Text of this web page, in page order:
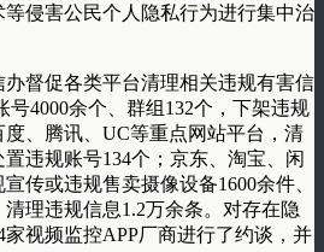
侵害公民个人隐私行为进行集中治
督促各类平台清理相关违规有害信
号4000余个、群组132个，下架违规
度、腾讯、UC等重点网站平台，清
违规账号134个；京东、淘宝、闲
传或违规售卖摄像设备1600余件、
理违规信息1.2万余条。对存在隐
视频监控APP厂商进行了约谈，并